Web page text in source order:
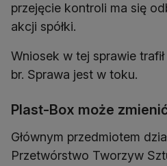
przejęcie kontroli ma się
akcji spółki.
Wniosek w tej sprawie
br. Sprawa jest w toku.
Plast-Box może
Głównym przedmiotem
Przetwórstwo Tworzyw